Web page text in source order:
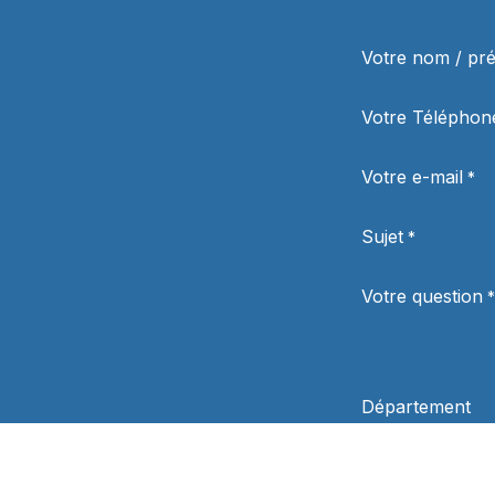
Votre nom /
Votre
Votre e-mail *
Sujet *
Votre question *
Département